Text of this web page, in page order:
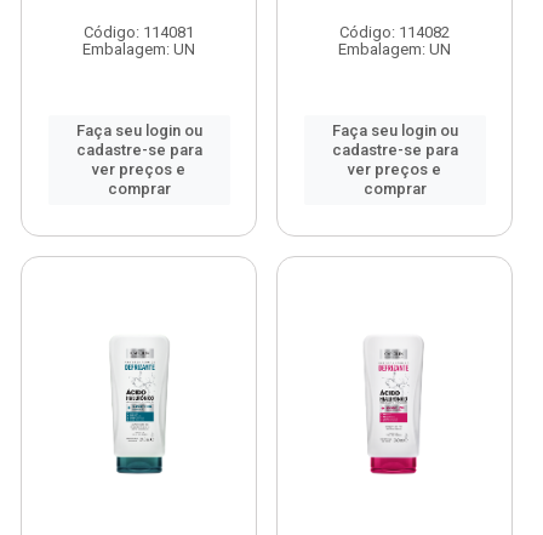
Código: 114081
Embalagem: UN
Faça seu login ou
cadastre-se para
ver preços e
comprar
Código: 114082
Embalagem: UN
Faça seu login ou
cadastre-se para
ver preços e
comprar